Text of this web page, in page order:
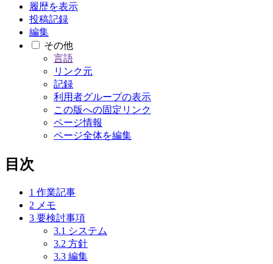
履歴を表示
投稿記録
編集
その他
言語
リンク元
記録
利用者グループの表示
この版への固定リンク
ページ情報
ページ全体を編集
目次
1 作業記事
2 メモ
3 要検討事項
3.1 システム
3.2 方針
3.3 編集